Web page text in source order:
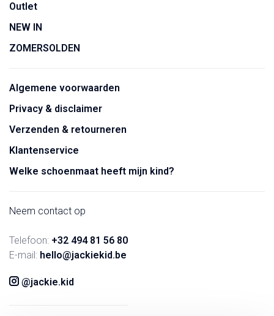
Outlet
NEW IN
ZOMERSOLDEN
Algemene voorwaarden
Privacy & disclaimer
Verzenden & retourneren
Klantenservice
Welke schoenmaat heeft mijn kind?
Neem contact op
Telefoon: +32 494 81 56 80
E-mail: hello@jackiekid.be
@jackie.kid